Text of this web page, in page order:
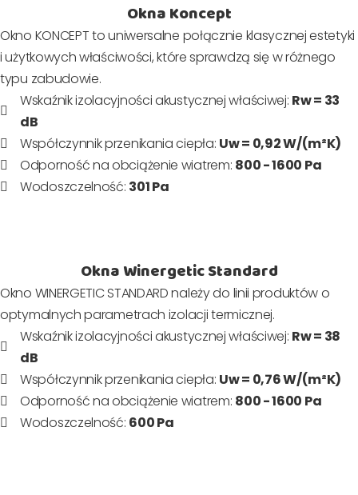
Okna Koncept
Okno KONCEPT to uniwersalne połącznie klasycznej estetyki
i użytkowych właściwości, które sprawdzą się w różnego
typu zabudowie.
Wskaźnik izolacyjności akustycznej właściwej: Rw = 33
dB
Współczynnik przenikania ciepła: Uw = 0,92 W/(m²K)
Odporność na obciążenie wiatrem: 800 - 1600 Pa
Wodoszczelność: 301 Pa
Okna Winergetic Standard
Okno WINERGETIC STANDARD należy do linii produktów o
optymalnych parametrach izolacji termicznej.
Wskaźnik izolacyjności akustycznej właściwej: Rw = 38
dB
Współczynnik przenikania ciepła: Uw = 0,76 W/(m²K)
Odporność na obciążenie wiatrem: 800 - 1600 Pa
Wodoszczelność: 600 Pa